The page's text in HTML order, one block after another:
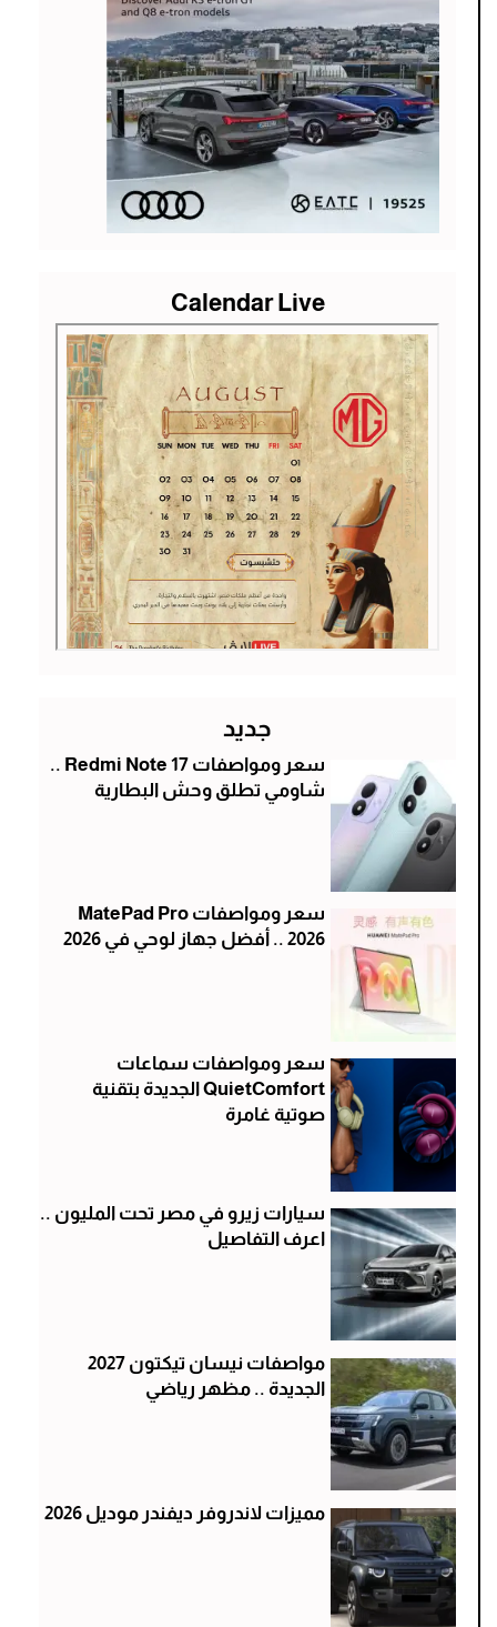
Calendar Live
جديد
سعر ومواصفات Redmi Note 17 ..
شاومي تطلق وحش البطارية
سعر ومواصفات MatePad Pro
2026 .. أفضل جهاز لوحي في 2026
سعر ومواصفات سماعات
QuietComfort الجديدة بتقنية
صوتية غامرة
سيارات زيرو في مصر تحت المليون ..
اعرف التفاصيل
مواصفات نيسان تيكتون 2027
الجديدة .. مظهر رياضي
مميزات لاندروفر ديفندر موديل 2026